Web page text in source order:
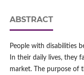
ABSTRACT
People with disabilities
In their daily lives, they
market. The purpose of